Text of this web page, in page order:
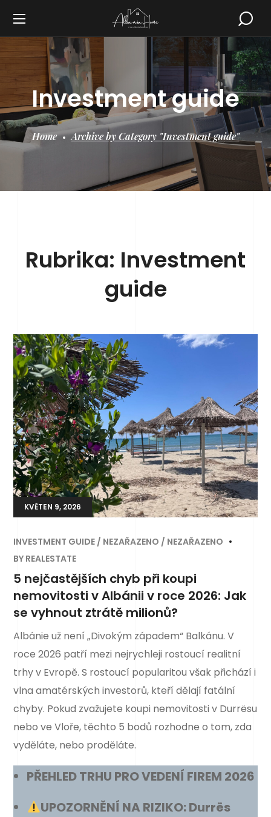
Investment guide
Home Archive by Category "Investment guide"
Rubrika: Investment
guide
KVĚTEN 9, 2026
INVESTMENT GUIDE NEZAŘAZENO
NEZAŘAZENO
BY REALESTATE
5 nejčastějších chyb při koupi
nemovitosti v Albánii v roce 2026: Jak
se vyhnout ztrátě milionů?
Albánie už není „Divokým západem“ Balkánu. V
roce 2026 patří mezi nejrychleji rostoucí realitní
trhy v Evropě. S rostoucí popularitou však přichází i
vlna amatérských investorů, kteří dělají fatální
chyby. Pokud zvažujete koupi nemovitosti v Durrësu
nebo ve Vloře, těchto 5 bodů rozhodne o tom, zda
vyděláte, nebo proděláte.
PŘEHLED TRHU PRO VEDENÍ FIREM 2026
UPOZORNĚNÍ NA RIZIKO: Durrës